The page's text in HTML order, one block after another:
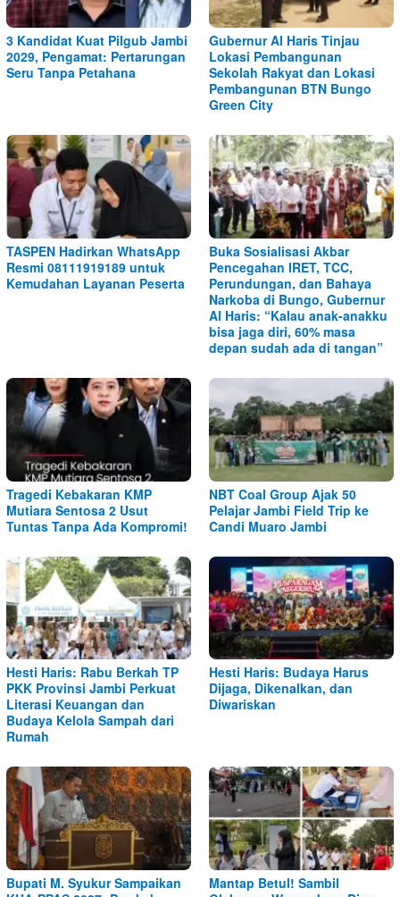
3 Kandidat Kuat Pilgub Jambi
2029, Pengamat: Pertarungan
Seru Tanpa Petahana
Gubernur Al Haris Tinjau
Lokasi Pembangunan
Sekolah Rakyat dan Lokasi
Pembangunan BTN Bungo
Green City
TASPEN Hadirkan WhatsApp
Resmi 08111919189 untuk
Kemudahan Layanan Peserta
Buka Sosialisasi Akbar
Pencegahan IRET, TCC,
Perundungan, dan Bahaya
Narkoba di Bungo, Gubernur
Al Haris: “Kalau anak-anakku
bisa jaga diri, 60% masa
depan sudah ada di tangan”
Tragedi Kebakaran KMP
Mutiara Sentosa 2 Usut
Tuntas Tanpa Ada Kompromi!
NBT Coal Group Ajak 50
Pelajar Jambi Field Trip ke
Candi Muaro Jambi
Hesti Haris: Rabu Berkah TP
PKK Provinsi Jambi Perkuat
Literasi Keuangan dan
Budaya Kelola Sampah dari
Rumah
Hesti Haris: Budaya Harus
Dijaga, Dikenalkan, dan
Diwariskan
Bupati M. Syukur Sampaikan
Mantap Betul! Sambil